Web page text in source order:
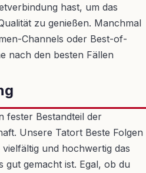
hast, um das
zu genießen. Manchmal
Channels oder Best-of-
nach den besten Fällen
fester Bestandteil der
Unsere Tatort Beste Folgen
und hochwertig das
gut gemacht ist. Egal, ob du